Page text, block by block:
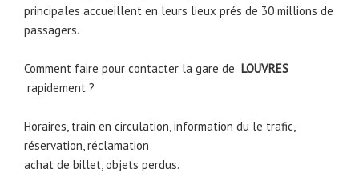
principales accueillent en leurs lieux prés de 30 millions de
passagers.
Comment faire pour contacter la gare de LOUVRES
rapidement ?
Horaires, train en circulation, information du le trafic,
réservation, réclamation
achat de billet, objets perdus.